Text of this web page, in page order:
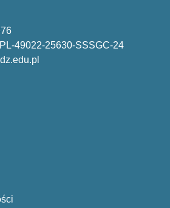
49022-25630-SSSGC-24